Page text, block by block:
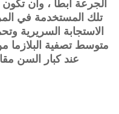
الجرعة أبطأ ، وأن
تلك المستخدمة في
الاستجابة السريرية
متوسط ​​تصفية البلازما
عند كبار السن